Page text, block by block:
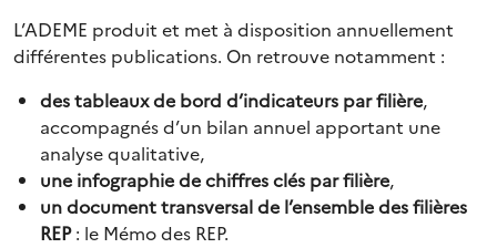
L’ADEME produit et met à disposition annuellement
différentes publications. On retrouve notamment :
des tableaux de bord d’indicateurs par filière,
accompagnés d’un bilan annuel apportant une
analyse qualitative,
une infographie de chiffres clés par filière,
un document transversal de l’ensemble des filières
REP: le Mémo des REP.